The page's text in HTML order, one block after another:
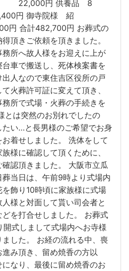
円 供養品 8
寺院様 紹
482,700円 お葬式の
頂きご依頼を頂きました。
所へ故人様をお迎えに上が
車で搬送し、死体検案書を
人なので東住吉区役所の戸
火葬許可証に変えて頂き、
所で式場・火葬の手続きを
とは突然のお別れでしたの
い…と長男様のご希望でお身
着せしました。 洗体をして
様に確認して頂くために、
認頂きました。 大阪市立瓜
当日は、午前9時より式場内
飾り10時頃に家族様に式場
様と対面して貰い司会者と
を打合せしました。 お葬式
開式しまして式場内へお寺様
した。 お経の流れる中、喪
み頂き、留め焼香の方以
なり、最後に留め焼香のお